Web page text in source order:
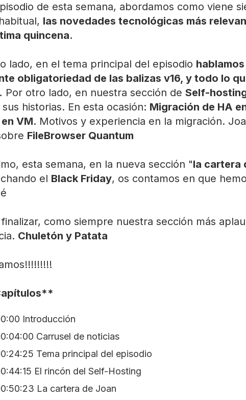
de esta semana, abordamos como viene
las novedades tecnológicas más
quincena.
lado, en el tema principal del episodio
obligatoriedad de las balizas v16, y todo lo
Por otro lado, en nuestra sección de Self-
historias. En esta ocasión: Migración de HA
VM. Motivos y experiencia en la migración.
FileBrowser Quantum
esta semana, en la nueva sección "la cartera
el Black Friday, os contamos en que
como siempre nuestra sección más
Chuletón y Patata
Introducción
Carrusel de noticias
Tema principal del episodio
El rincón del Self-Hosting
La cartera de Joan